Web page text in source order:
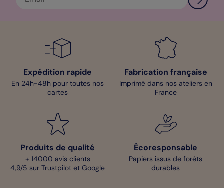
Expédition rapide
En 24h-48h pour toutes nos
cartes
Fabrication française
Imprimé dans nos ateliers en
France
Produits de qualité
+ 14000 avis clients
4,9/5 sur Trustpilot et Google
Écoresponsable
Papiers issus de forêts
durables